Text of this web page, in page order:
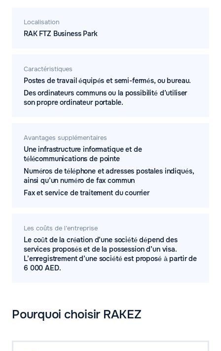
Localisation
RAK FTZ Business Park
Caractéristiques
Postes de travail équipés et semi-fermés, ou bureau.
Des ordinateurs communs ou la possibilité d’utiliser
son propre ordinateur portable.
Avantages supplémentaires
Une infrastructure informatique et de
télécommunications de pointe
Numéros de téléphone et adresses postales indiqués,
ainsi qu’un numéro de fax commun
Fax et service de traitement du courrier
Les coûts de l’entreprise
Le coût de la création d’une société dépend des
services proposés et de la possession d’un visa.
L’enregistrement d’une société est proposé à partir de
6 000 AED.
Pourquoi choisir RAKEZ